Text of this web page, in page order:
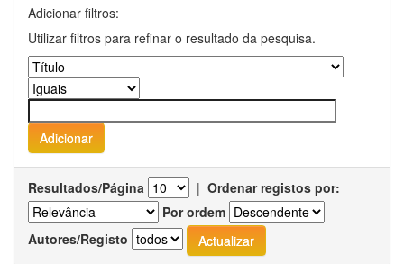
Adicionar filtros:
Utilizar filtros para refinar o resultado da pesquisa.
Resultados/Página | Ordenar registos por:
Por ordem
Autores/Registo